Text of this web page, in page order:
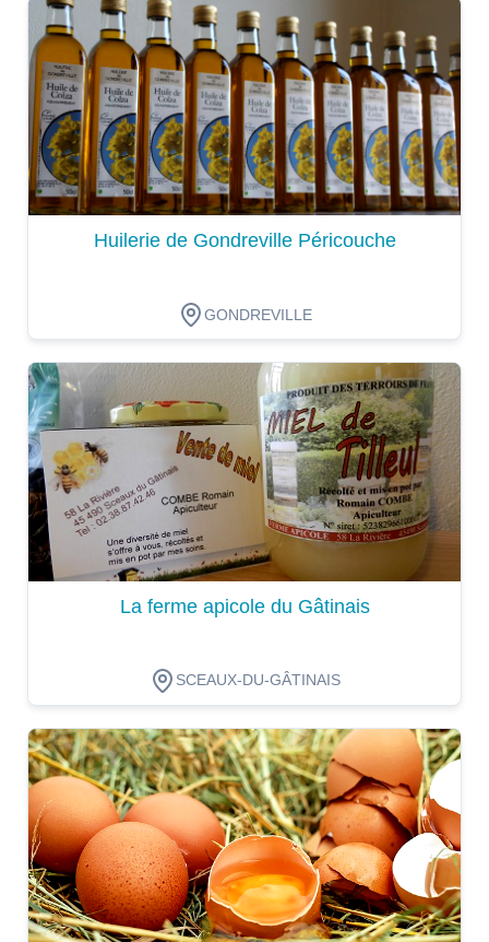
Dégustation
Huilerie de Gondreville Péricouche
GONDREVILLE
Dégustation
La ferme apicole du Gâtinais
SCEAUX-DU-GÂTINAIS
Dégustation